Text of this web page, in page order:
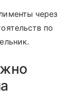
через
по